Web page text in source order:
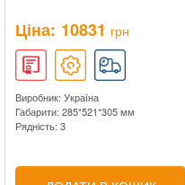
Ціна: 10831 грн
Виробник: Україна
Габарити: 285*521*305 мм
Рядність: 3